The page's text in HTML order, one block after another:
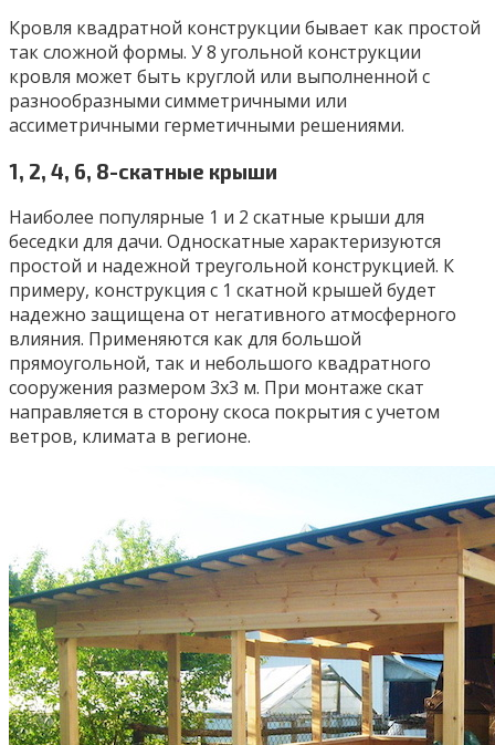
Кровля квадратной конструкции бывает как простой
так сложной формы. У 8 угольной конструкции
кровля может быть круглой или выполненной с
разнообразными симметричными или
ассиметричными герметичными решениями.
1, 2, 4, 6, 8-скатные крыши
Наиболее популярные 1 и 2 скатные крыши для
беседки для дачи. Односкатные характеризуются
простой и надежной треугольной конструкцией. К
примеру, конструкция с 1 скатной крышей будет
надежно защищена от негативного атмосферного
влияния. Применяются как для большой
прямоугольной, так и небольшого квадратного
сооружения размером 3х3 м. При монтаже скат
направляется в сторону скоса покрытия с учетом
ветров, климата в регионе.